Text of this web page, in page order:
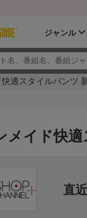
ジャンル
適スタイルパンツ
メイド快
直